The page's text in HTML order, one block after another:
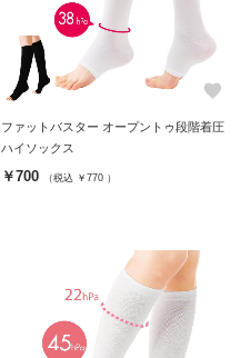
favorite
ファットバスター オープントゥ段階着圧
ハイソックス
￥700 （税込 ￥770 ）